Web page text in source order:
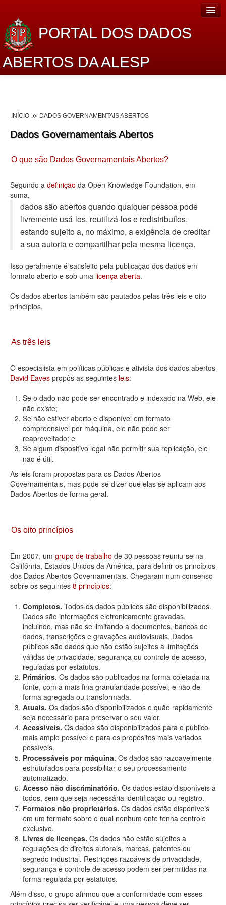
PORTAL DOS DADOS
ABERTOS DA ALESP
Lei de Acesso à Informação
Dados Governamentais Abertos
Planejamento
Catálogo de dados
Processo Legislativo
Deputados Estaduais
Administração
Legislação
Agenda
Contato
INÍCIO DADOS GOVERNAMENTAIS ABERTOS
Dados Governamentais Abertos
O que são Dados Governamentais Abertos?
Segundo a definição da Open Knowledge Foundation, em
suma,
dados são abertos quando qualquer pessoa pode
livremente usá-los, reutilizá-los e redistribuí­los,
estando sujeito a, no máximo, a exigência de creditar
a sua autoria e compartilhar pela mesma licença.
Isso geralmente é satisfeito pela publicação dos dados em
formato aberto e sob uma licença aberta.
Os dados abertos também são pautados pelas três leis e oito
princípios.
As três leis
O especialista em políticas públicas e ativista dos dados abertos
David Eaves propôs as seguintes leis:
Se o dado não pode ser encontrado e indexado na Web, ele
não existe;
Se não estiver aberto e disponível em formato
compreensível por máquina, ele não pode ser
reaproveitado; e
Se algum dispositivo legal não permitir sua replicação, ele
não é útil.
As leis foram propostas para os Dados Abertos
Governamentais, mas pode-se dizer que elas se aplicam aos
Dados Abertos de forma geral.
Os oito princípios
Em 2007, um grupo de trabalho de 30 pessoas reuniu-se na
Califórnia, Estados Unidos da América, para definir os princípios
dos Dados Abertos Governamentais. Chegaram num consenso
sobre os seguintes 8 princípios:
Completos. Todos os dados públicos são disponibilizados.
Dados são informações eletronicamente gravadas,
incluindo, mas não se limitando a documentos, bancos de
dados, transcrições e gravações audiovisuais. Dados
públicos são dados que não estão sujeitos a limitações
válidas de privacidade, segurança ou controle de acesso,
reguladas por estatutos.
Primários. Os dados são publicados na forma coletada na
fonte, com a mais fina granularidade possível, e não de
forma agregada ou transformada.
Atuais. Os dados são disponibilizados o quão rapidamente
seja necessário para preservar o seu valor.
Acessíveis. Os dados são disponibilizados para o público
mais amplo possível e para os propósitos mais variados
possíveis.
Processáveis por máquina. Os dados são razoavelmente
estruturados para possibilitar o seu processamento
automatizado.
Acesso não discriminatório. Os dados estão disponíveis a
todos, sem que seja necessária identificação ou registro.
Formatos não proprietários. Os dados estão disponíveis
em um formato sobre o qual nenhum ente tenha controle
exclusivo.
Livres de licenças. Os dados não estão sujeitos a
regulações de direitos autorais, marcas, patentes ou
segredo industrial. Restrições razoáveis de privacidade,
segurança e controle de acesso podem ser permitidas na
forma regulada por estatutos.
Além disso, o grupo afirmou que a conformidade com esses